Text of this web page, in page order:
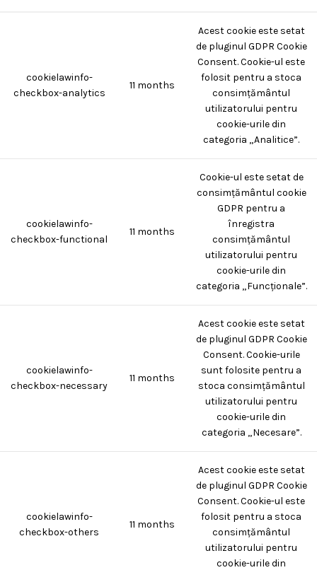
cookielawinfo-
checkbox-analytics
11 months
Acest cookie este setat
de pluginul GDPR Cookie
Consent. Cookie-ul este
folosit pentru a stoca
consimțământul
utilizatorului pentru
cookie-urile din
categoria „Analitice”.
cookielawinfo-
checkbox-functional
11 months
Cookie-ul este setat de
consimțământul cookie
GDPR pentru a
înregistra
consimțământul
utilizatorului pentru
cookie-urile din
categoria „Funcționale”.
cookielawinfo-
checkbox-necessary
11 months
Acest cookie este setat
de pluginul GDPR Cookie
Consent. Cookie-urile
sunt folosite pentru a
stoca consimțământul
utilizatorului pentru
cookie-urile din
categoria „Necesare”.
cookielawinfo-
checkbox-others
11 months
Acest cookie este setat
de pluginul GDPR Cookie
Consent. Cookie-ul este
folosit pentru a stoca
consimțământul
utilizatorului pentru
cookie-urile din